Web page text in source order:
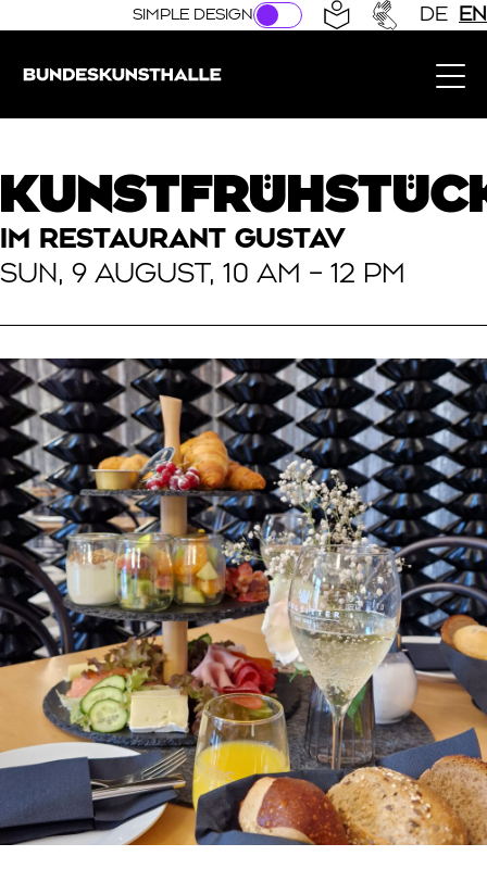
Direkt zur Hauptnavigation springen
Direkt zum Hauptinhalt springen
SIMPLE DESIGN DE EN
IM RESTAURANT GUSTAV
SUN, 9 AUGUST, 10 AM – 12 PM